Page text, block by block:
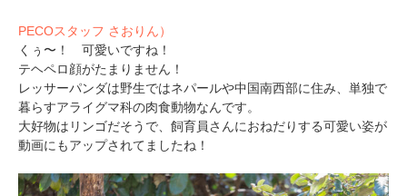
PECOスタッフ さおりん）
くぅ〜！ 可愛いですね！
テヘペロ顔がたまりません！
レッサーパンダは野生ではネパールや中国南西部に住み、単独で
暮らすアライグマ科の肉食動物なんです。
大好物はリンゴだそうで、飼育員さんにおねだりする可愛い姿が
動画にもアップされてましたね！